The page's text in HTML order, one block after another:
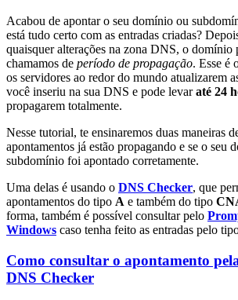
Acabou de apontar o seu domínio ou
está tudo certo com as entradas criadas?
quaisquer alterações na zona DNS, o domínio
chamamos de período de propagação. Esse é
os servidores ao redor do mundo atualizarem
você inseriu na sua DNS e pode levaraté 24
propagarem totalmente.
Nesse tutorial, te ensinaremos duas maneiras
apontamentos já estão propagando e se o seu
subdomínio foi apontado corretamente.
Uma delas é usando o DNS Checker, que
apontamentos do tipo A e também do tipo
forma, também é possível consultar pelo
Windows caso tenha feito as entradas pelo
Como consultar o apontamento
DNS Checker